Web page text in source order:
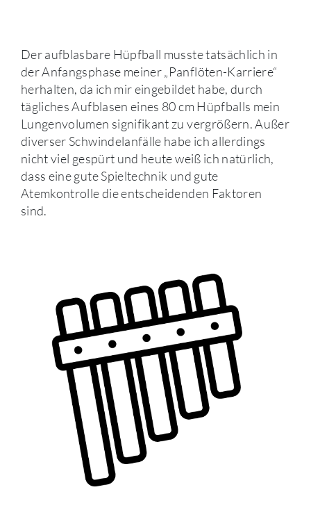
Der aufblasbare Hüpfball musste tatsächlich in
der Anfangsphase meiner „Panflöten-Karriere“
herhalten, da ich mir eingebildet habe, durch
tägliches Aufblasen eines 80 cm Hüpfballs mein
Lungenvolumen signifikant zu vergrößern. Außer
diverser Schwindelanfälle habe ich allerdings
nicht viel gespürt und heute weiß ich natürlich,
dass eine gute Spieltechnik und gute
Atemkontrolle die entscheidenden Faktoren
sind.